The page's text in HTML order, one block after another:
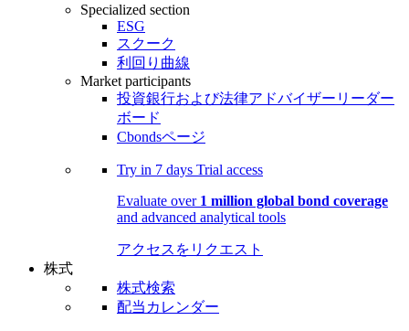
Specialized section
ESG
スクーク
利回り曲線
Market participants
投資銀行および法律アドバイザーリーダー
ボード
Cbondsページ
Try in 7 days Trial access
Evaluate over 1 million global bond coverage
and advanced analytical tools
アクセスをリクエスト
株式
株式検索
配当カレンダー